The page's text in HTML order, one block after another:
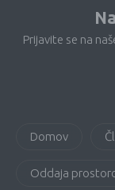
Prijavite se na
Domov
Oddaja